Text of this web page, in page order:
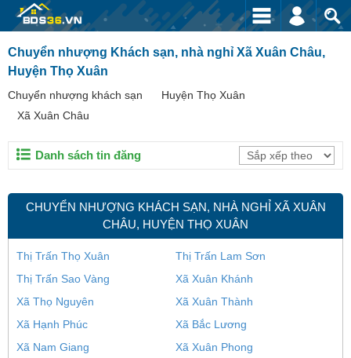
Chuyển nhượng Khách sạn, nhà nghỉ Xã Xuân Châu,
Huyện Thọ Xuân
Chuyển nhượng khách sạn
Huyện Thọ Xuân
Xã Xuân Châu
Danh sách tin đăng
CHUYỂN NHƯỢNG KHÁCH SẠN, NHÀ NGHỈ XÃ XUÂN
CHÂU, HUYỆN THỌ XUÂN
Thị Trấn Thọ Xuân
Thị Trấn Lam Sơn
Thị Trấn Sao Vàng
Xã Xuân Khánh
Xã Thọ Nguyên
Xã Xuân Thành
Xã Hạnh Phúc
Xã Bắc Lương
Xã Nam Giang
Xã Xuân Phong